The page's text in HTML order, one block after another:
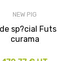
NEW PIG
sp?cial Futs
curama